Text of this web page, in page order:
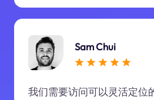
Sam Chui
我们需要访问可以灵活定位